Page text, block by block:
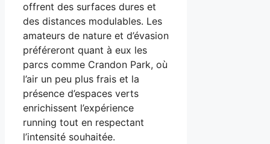
offrent des surfaces dures et
des distances modulables. Les
amateurs de nature et d’évasion
préféreront quant à eux les
parcs comme Crandon Park, où
l’air un peu plus frais et la
présence d’espaces verts
enrichissent l’expérience
running tout en respectant
l’intensité souhaitée.